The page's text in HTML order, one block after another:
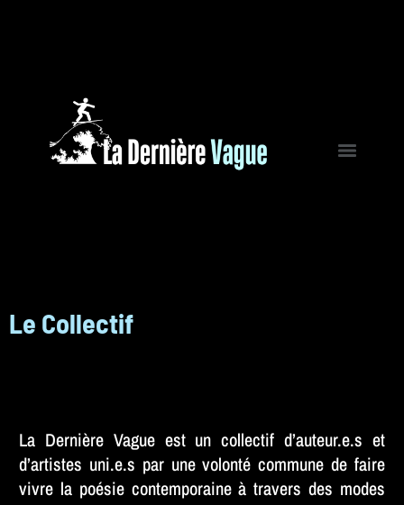
Le Collectif
La Dernière Vague est un collectif d’auteur.e.s et
d’artistes uni.e.s par une volonté commune de faire
vivre la poésie contemporaine à travers des modes